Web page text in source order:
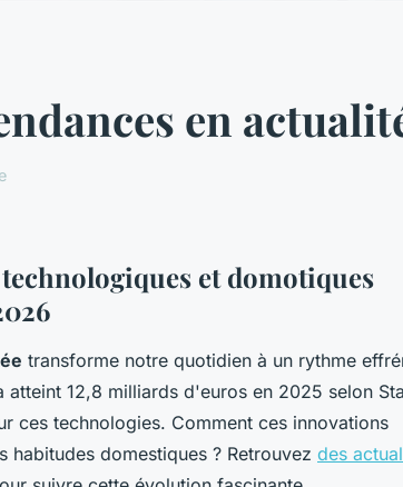
en
et domotiques
transforme notre quotidien à un rythme
12,8 milliards d'euros en 2025 selon
ces technologies. Comment ces innovations
habitudes domestiques ? Retrouvez des